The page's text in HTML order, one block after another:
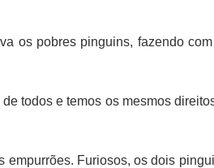
os pobres pinguins, fazendo
todos e temos os mesmos
Furiosos, os dois